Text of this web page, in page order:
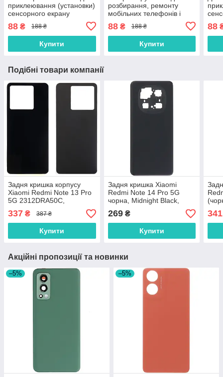
приклеювання (установки)
сенсорного екрану
(модуля) 15 мл
88 ₴ 188 ₴
Купити
розбирання, ремонту
мобільних телефонів і
88₴ 188 ₴
Купити
88
Подібні товари компанії
Задня кришка корпусу
Xiaomi Redmi Note 13 Pro
5G 2312DRA50C,
2312CRAD3C чорна
337 ₴ 387 ₴
Купити
Задня кришка Xiaomi
Redmi Note 14 Pro 5G
чорна, Midnight Black,
оригінал PRC
269₴
Купити
341
Акційні пропозиції та новинки
–5% –5%